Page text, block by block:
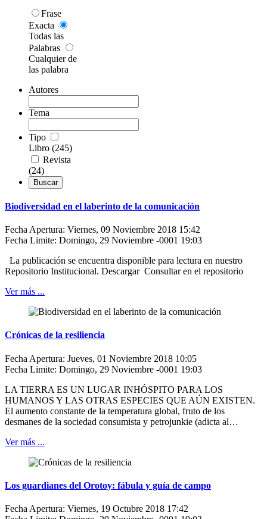
Frase
Exacta
Todas las
Palabras
Cualquier de
las palabra
Autores
Tema
Tipo
Libro (245)
Revista
(24)
Biodiversidad en el laberinto de la comunicación
Fecha Apertura: Viernes, 09 Noviembre 2018 15:42
Fecha Limite: Domingo, 29 Noviembre -0001 19:03
La publicación se encuentra disponible para lectura en nuestro
Repositorio Institucional. Descargar Consultar en el repositorio
Ver más ...
Crónicas de la resiliencia
Fecha Apertura: Jueves, 01 Noviembre 2018 10:05
Fecha Limite: Domingo, 29 Noviembre -0001 19:03
LA TIERRA ES UN LUGAR INHÓSPITO PARA LOS
HUMANOS Y LAS OTRAS ESPECIES QUE AÚN EXISTEN.
El aumento constante de la temperatura global, fruto de los
desmanes de la sociedad consumista y petrojunkie (adicta al…
Ver más ...
Los guardianes del Orotoy: fábula y guía de campo
Fecha Apertura: Viernes, 19 Octubre 2018 17:42